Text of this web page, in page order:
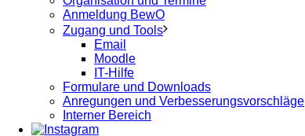
Anmeldung BewO
Zugang und Tools
Email
Moodle
IT-Hilfe
Formulare und Downloads
Anregungen und Verbesserungsvorschläge
Interner Bereich